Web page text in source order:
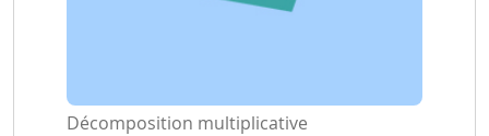
Décomposition multiplicative